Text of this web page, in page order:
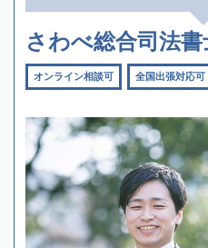
さわべ総合司法
オンライン相談可 全国出張対応可